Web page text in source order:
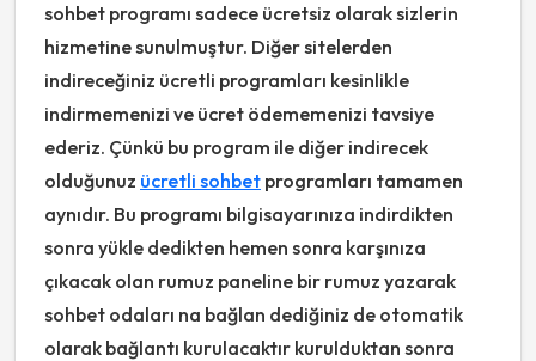
sohbet programı sadece ücretsiz olarak sizlerin
hizmetine sunulmuştur. Diğer sitelerden
indireceğiniz ücretli programları kesinlikle
indirmemenizi ve ücret ödememenizi tavsiye
ederiz. Çünkü bu program ile diğer indirecek
olduğunuz ücretli sohbet programları tamamen
aynıdır. Bu programı bilgisayarınıza indirdikten
sonra yükle dedikten hemen sonra karşınıza
çıkacak olan rumuz paneline bir rumuz yazarak
sohbet odaları na bağlan dediğiniz de otomatik
olarak bağlantı kurulacaktır kurulduktan sonra